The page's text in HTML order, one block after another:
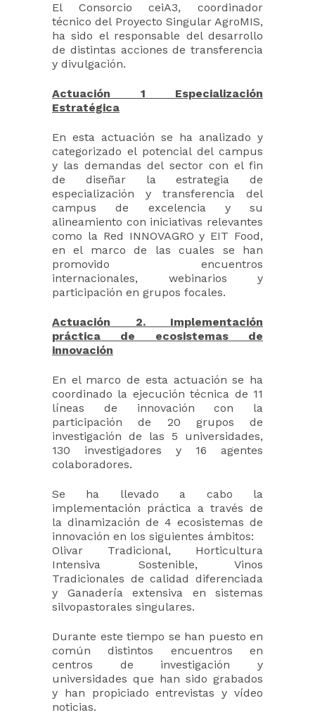
El Consorcio ceiA3, coordinador
técnico del Proyecto Singular AgroMIS,
ha sido el responsable del desarrollo
de distintas acciones de transferencia
y divulgación.
Actuación 1 Especialización
Estratégica
En esta actuación se ha analizado y
categorizado el potencial del campus
y las demandas del sector con el fin
de diseñar la estrategia de
especialización y transferencia del
campus de excelencia y su
alineamiento con iniciativas relevantes
como la Red INNOVAGRO y EIT Food,
en el marco de las cuales se han
promovido encuentros
internacionales, webinarios y
participación en grupos focales.
Actuación 2. Implementación
práctica de ecosistemas de
innovación
En el marco de esta actuación se ha
coordinado la ejecución técnica de 11
líneas de innovación con la
participación de 20 grupos de
investigación de las 5 universidades,
130 investigadores y 16 agentes
colaboradores.
Se ha llevado a cabo la
implementación práctica a través de
la dinamización de 4 ecosistemas de
innovación en los siguientes ámbitos:
Olivar Tradicional, Horticultura
Intensiva Sostenible, Vinos
Tradicionales de calidad diferenciada
y Ganadería extensiva en sistemas
silvopastorales singulares.
Durante este tiempo se han puesto en
común distintos encuentros en
centros de investigación y
universidades que han sido grabados
y han propiciado entrevistas y vídeo
noticias.